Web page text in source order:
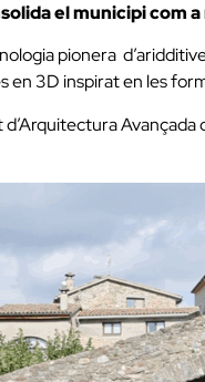
el municipi com
pionera
3D inspirat en les